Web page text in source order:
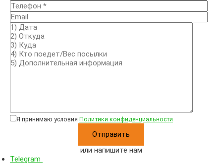
Я принимаю условия Политики конфиденциальности
или напишите нам
Telegram